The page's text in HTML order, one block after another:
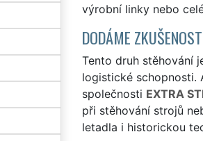
výrobní linky nebo
DODÁME
Tento druh stěhování
logistické schopnosti.
společnosti EXTRA
při stěhování strojů
letadla i historickou